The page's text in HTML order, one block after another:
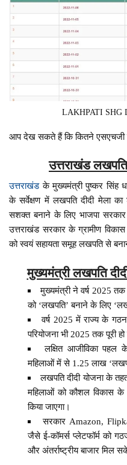
LAKHPATI SHG
आप देख सकते हैं कि कितने एसएचजी
उत्तराखंड
उत्तराखंडके मुख्यमंत्री पुष्कर सिंह
के सर्वेक्षण में लखपति दीदी मेला
सशक्त बनाने के लिए भाजपा सरकार
उत्तराखंड सरकार के ग्रामीण
को स्वयं सहायता समूह लखपति से
मुख्यमंत्री लखपति
मुख्यमंत्री ने वर्ष 2025
को ‘लखपति’ बनाने के लिए
वर्ष 2025 में राज्य के
परियोजना भी 2025 तक पूरी हो
लक्षित आजीविका
महिलाओं में से 1.25 लाख
लखपति दीदी योजना के
महिलाओं को कौशल विकास के
किया जाएगा।
सरकार Amazon,
जैसे ई-कॉमर्स प्लेटफॉर्म को
और अंतर्राष्ट्रीय बाजार मिल